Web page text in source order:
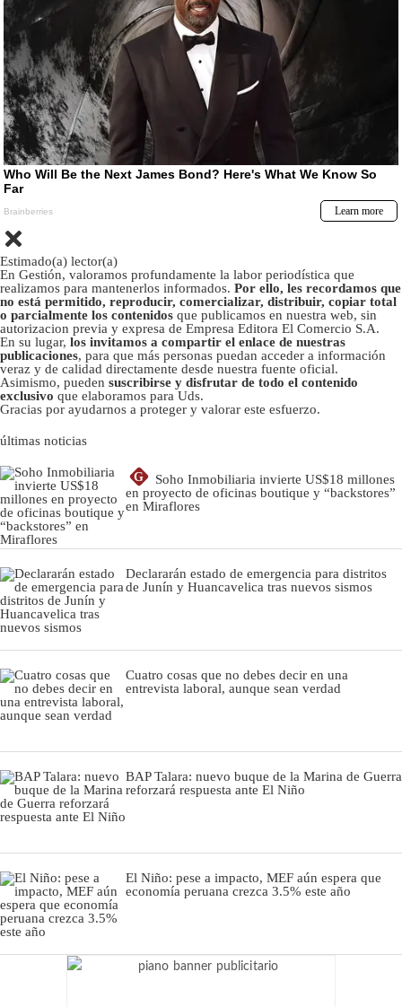
Estimado(a) lector(a)
En Gestión, valoramos profundamente la labor periodística que
realizamos para mantenerlos informados. Por ello, les recordamos que
no está permitido, reproducir, comercializar, distribuir, copiar total
o parcialmente los contenidos que publicamos en nuestra web, sin
autorizacion previa y expresa de Empresa Editora El Comercio S.A.
En su lugar, los invitamos a compartir el enlace de nuestras
publicaciones, para que más personas puedan acceder a información
veraz y de calidad directamente desde nuestra fuente oficial.
Asimismo, pueden suscribirse y disfrutar de todo el contenido
exclusivo que elaboramos para Uds.
Gracias por ayudarnos a proteger y valorar este esfuerzo.
últimas noticias
G
Soho Inmobiliaria invierte US$18 millones
en proyecto de oficinas boutique y “backstores”
en Miraflores
Declararán estado de emergencia para distritos
de Junín y Huancavelica tras nuevos sismos
Cuatro cosas que no debes decir en una
entrevista laboral, aunque sean verdad
BAP Talara: nuevo buque de la Marina de Guerra
reforzará respuesta ante El Niño
El Niño: pese a impacto, MEF aún espera que
economía peruana crezca 3.5% este año